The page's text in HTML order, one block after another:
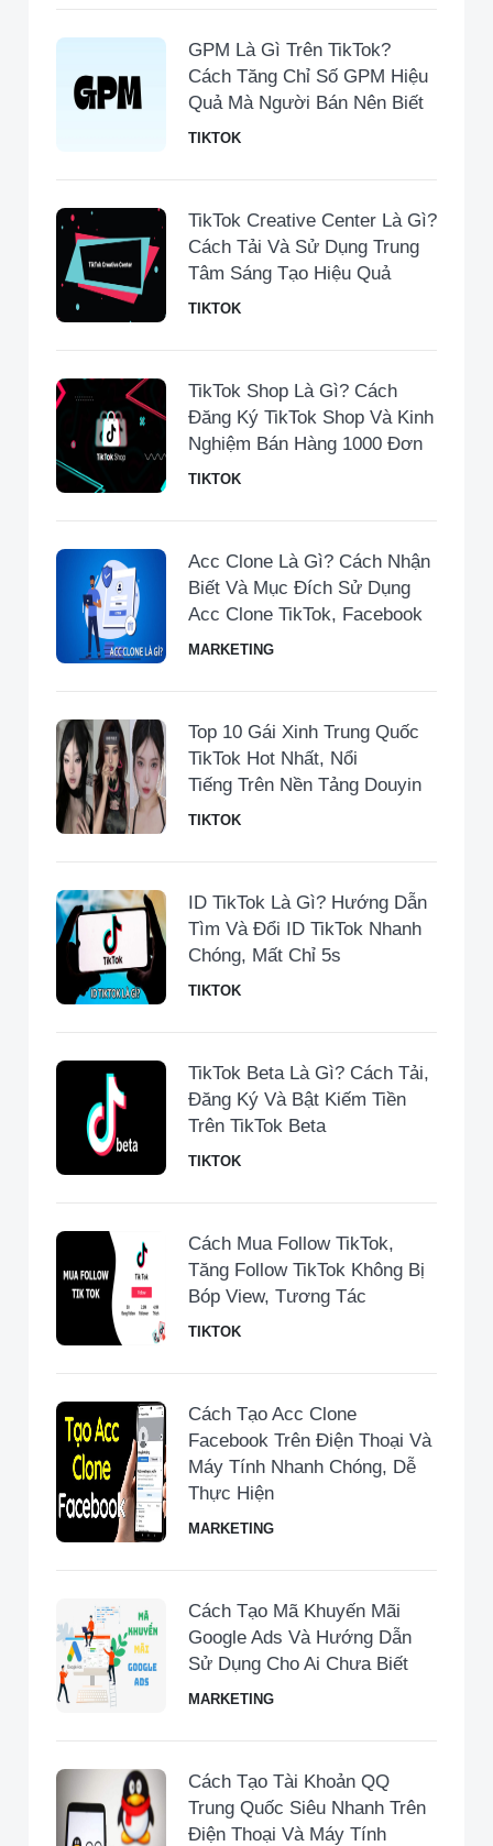
GPM Là Gì Trên TikTok?
Cách Tăng Chỉ Số GPM Hiệu
Quả Mà Người Bán Nên Biết
TIKTOK
TikTok Creative Center Là Gì?
Cách Tải Và Sử Dụng Trung
Tâm Sáng Tạo Hiệu Quả
TIKTOK
TikTok Shop Là Gì? Cách
Đăng Ký TikTok Shop Và Kinh
Nghiệm Bán Hàng 1000 Đơn
TIKTOK
Acc Clone Là Gì? Cách Nhận
Biết Và Mục Đích Sử Dụng
Acc Clone TikTok, Facebook
MARKETING
Top 10 Gái Xinh Trung Quốc
TikTok Hot Nhất, Nổi
Tiếng Trên Nền Tảng Douyin
TIKTOK
ID TikTok Là Gì? Hướng Dẫn
Tìm Và Đổi ID TikTok Nhanh
Chóng, Mất Chỉ 5s
TIKTOK
TikTok Beta Là Gì? Cách Tải,
Đăng Ký Và Bật Kiếm Tiền
Trên TikTok Beta
TIKTOK
Cách Mua Follow TikTok,
Tăng Follow TikTok Không Bị
Bóp View, Tương Tác
TIKTOK
Cách Tạo Acc Clone
Facebook Trên Điện Thoại Và
Máy Tính Nhanh Chóng, Dễ
Thực Hiện
MARKETING
Cách Tạo Mã Khuyến Mãi
Google Ads Và Hướng Dẫn
Sử Dụng Cho Ai Chưa Biết
MARKETING
Cách Tạo Tài Khoản QQ
Trung Quốc Siêu Nhanh Trên
Điện Thoại Và Máy Tính